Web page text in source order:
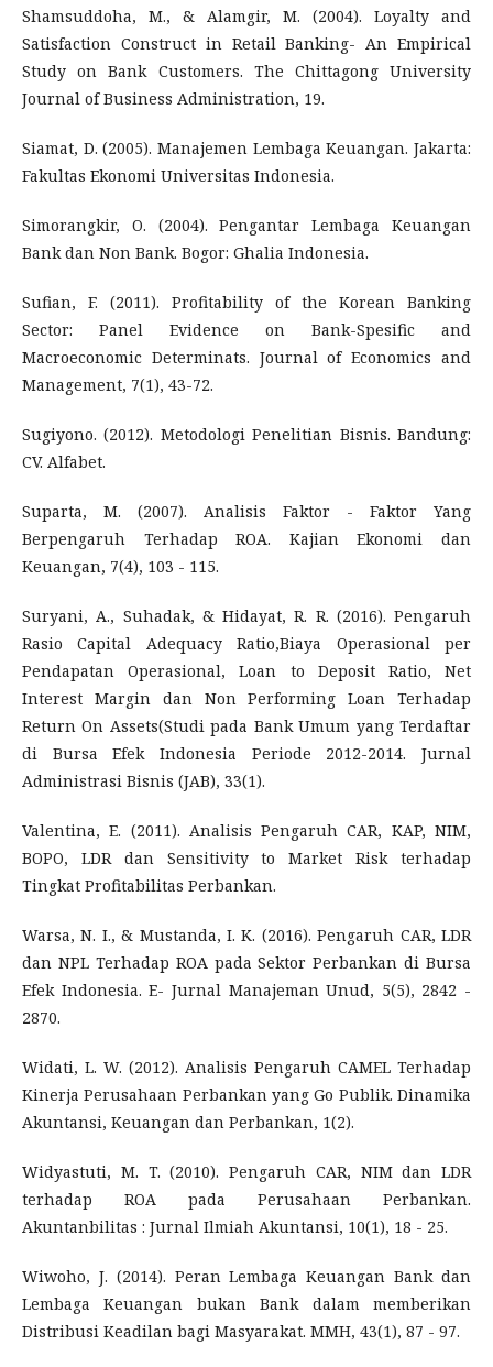
Shamsuddoha, M., & Alamgir, M. (2004). Loyalty and
Satisfaction Construct in Retail Banking- An Empirical
Study on Bank Customers. The Chittagong University
Journal of Business Administration, 19.
Siamat, D. (2005). Manajemen Lembaga Keuangan. Jakarta:
Fakultas Ekonomi Universitas Indonesia.
Simorangkir, O. (2004). Pengantar Lembaga Keuangan
Bank dan Non Bank. Bogor: Ghalia Indonesia.
Sufian, F. (2011). Profitability of the Korean Banking
Sector: Panel Evidence on Bank-Spesific and
Macroeconomic Determinats. Journal of Economics and
Management, 7(1), 43-72.
Sugiyono. (2012). Metodologi Penelitian Bisnis. Bandung:
CV. Alfabet.
Suparta, M. (2007). Analisis Faktor - Faktor Yang
Berpengaruh Terhadap ROA. Kajian Ekonomi dan
Keuangan, 7(4), 103 - 115.
Suryani, A., Suhadak, & Hidayat, R. R. (2016). Pengaruh
Rasio Capital Adequacy Ratio,Biaya Operasional per
Pendapatan Operasional, Loan to Deposit Ratio, Net
Interest Margin dan Non Performing Loan Terhadap
Return On Assets(Studi pada Bank Umum yang Terdaftar
di Bursa Efek Indonesia Periode 2012-2014. Jurnal
Administrasi Bisnis (JAB), 33(1).
Valentina, E. (2011). Analisis Pengaruh CAR, KAP, NIM,
BOPO, LDR dan Sensitivity to Market Risk terhadap
Tingkat Profitabilitas Perbankan.
Warsa, N. I., & Mustanda, I. K. (2016). Pengaruh CAR, LDR
dan NPL Terhadap ROA pada Sektor Perbankan di Bursa
Efek Indonesia. E- Jurnal Manajeman Unud, 5(5), 2842 -
2870.
Widati, L. W. (2012). Analisis Pengaruh CAMEL Terhadap
Kinerja Perusahaan Perbankan yang Go Publik. Dinamika
Akuntansi, Keuangan dan Perbankan, 1(2).
Widyastuti, M. T. (2010). Pengaruh CAR, NIM dan LDR
terhadap ROA pada Perusahaan Perbankan.
Akuntanbilitas : Jurnal Ilmiah Akuntansi, 10(1), 18 - 25.
Wiwoho, J. (2014). Peran Lembaga Keuangan Bank dan
Lembaga Keuangan bukan Bank dalam memberikan
Distribusi Keadilan bagi Masyarakat. MMH, 43(1), 87 - 97.